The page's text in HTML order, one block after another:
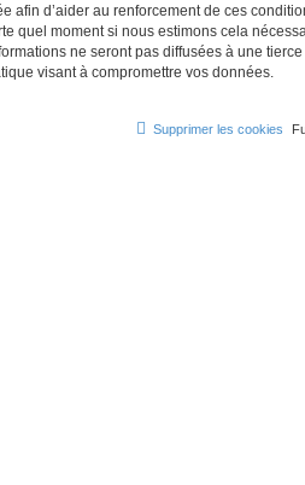
afin d’aider au renforcement de ces
quel moment si nous estimons cela
ne seront pas diffusées à une
visant à compromettre vos données.
Supprimer les cookies